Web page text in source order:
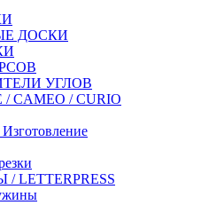
ДОСКИ
УГЛОВ
CAMEO / CURIO